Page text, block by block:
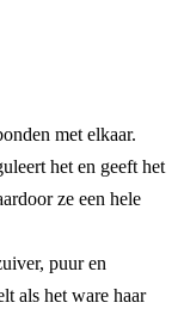
met elkaar.
het en geeft het
ze een hele
puur en
als het ware haar